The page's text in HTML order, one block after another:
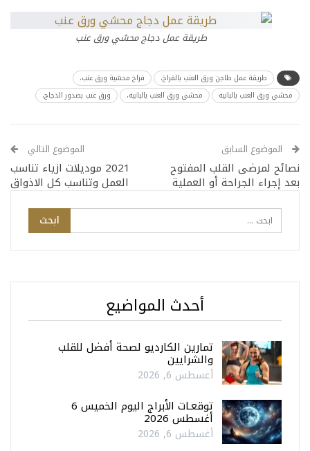
طريقة عمل دجاج محشي ورق عنب
طريقة عمل طاجن ورق العنب بالفراخ،
فراخ محشية ورق عنب،
محشي ورق العنب بالبانيه
محشي ورق العنب بالبانيه، ورق عنب بصدور الدجاج،
الموضوع السابق
نصائح لمرضى القلب المفتوح
بعد إجراء الجراحة أو العملية
الموضوع التالي
2021 موديلات ازياء تناسب
العمل وتناسب كل الاذواق
أحدث المواضيع
تمارين الكارديو لصحة أفضل للقلب
والشرايين
أغسطس 6, 2026
توقعـات الأبراج اليوم الخميس 6
أغسطس 2026
أغسطس 6, 2026